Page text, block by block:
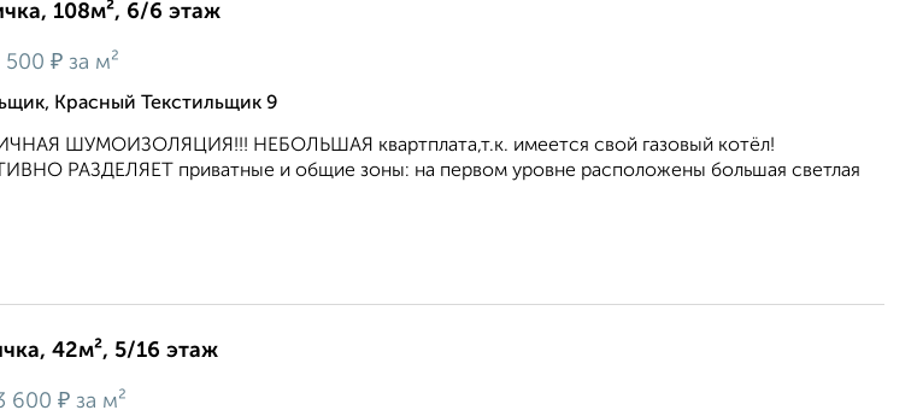
108м², 6/6 этаж
500 ₽ за м²
Красный Текстильщик 9
ШУМОИЗОЛЯЦИЯ!!! НЕБОЛЬШАЯ квартплата,т.к. имеется свой газовый котёл!
РАЗДЕЛЯЕТ приватные и общие зоны: на первом уровне расположены большая светлая
42м², 5/16 этаж
600 ₽ за м²